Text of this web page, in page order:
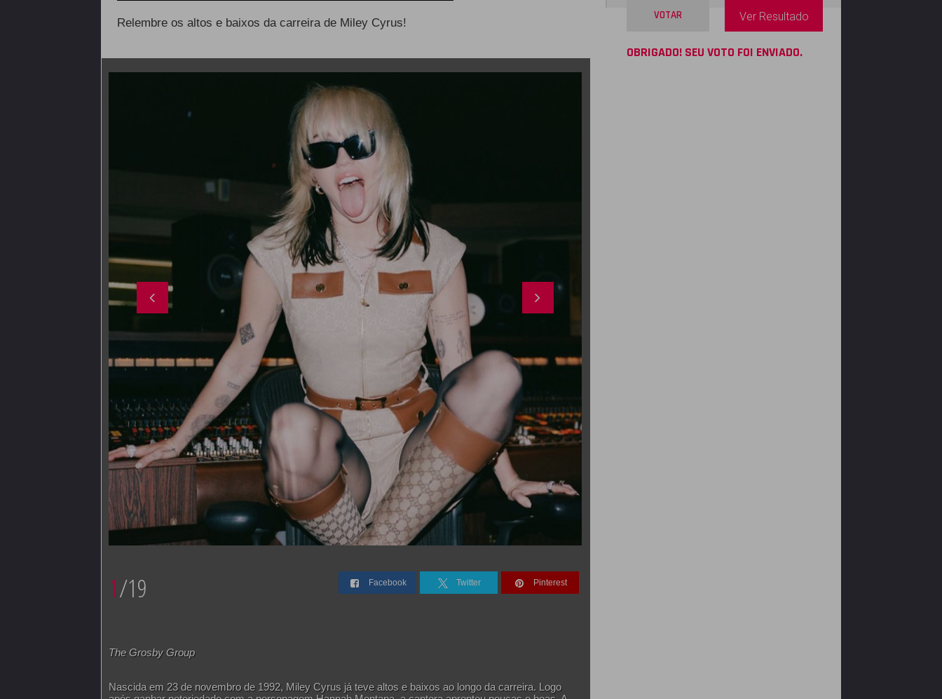
Relembre os altos e baixos da carreira de Miley Cyrus!
1/19 Facebook Twitter Pinterest
The Grosby Group
Nascida em 23 de novembro de 1992, Miley Cyrus já teve altos e baixos ao longo da carreira. Logo
VOTAR Ver Resultado
OBRIGADO! SEU VOTO FOI ENVIADO.